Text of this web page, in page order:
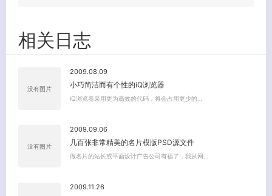
相关日志
没有图片
2009.08.09
小巧简洁而有个性的iQ浏览器
iQ浏览器采用更为高效的代码，将会占用更少的…
没有图片
2009.09.06
几百张非常精美的名片模版PSD源文件
做名片的站长或平面设计广告公司有福了，我从网…
2009.11.26
关闭弹窗